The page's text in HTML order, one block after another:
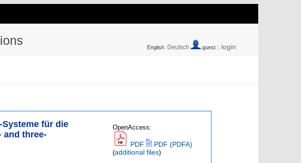
English Deutsch guest :: login
für die
and three-
OpenAccess:
PDF PDF (PDFA)
(additional files)